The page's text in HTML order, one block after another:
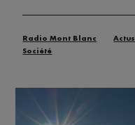
Radio Mont Blanc
Actus
Société